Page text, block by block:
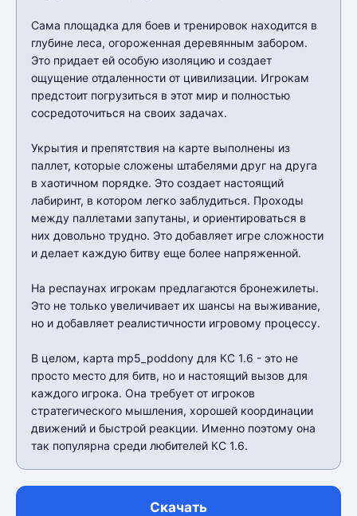
Сама площадка для боев и тренировок находится в
глубине леса, огороженная деревянным забором.
Это придает ей особую изоляцию и создает
ощущение отдаленности от цивилизации. Игрокам
предстоит погрузиться в этот мир и полностью
сосредоточиться на своих задачах.
Укрытия и препятствия на карте выполнены из
паллет, которые сложены штабелями друг на друга
в хаотичном порядке. Это создает настоящий
лабиринт, в котором легко заблудиться. Проходы
между паллетами запутаны, и ориентироваться в
них довольно трудно. Это добавляет игре сложности
и делает каждую битву еще более напряженной.
На респаунах игрокам предлагаются бронежилеты.
Это не только увеличивает их шансы на выживание,
но и добавляет реалистичности игровому процессу.
В целом, карта mp5_poddony для КС 1.6 - это не
просто место для битв, но и настоящий вызов для
каждого игрока. Она требует от игроков
стратегического мышления, хорошей координации
движений и быстрой реакции. Именно поэтому она
так популярна среди любителей КС 1.6.
Скачать